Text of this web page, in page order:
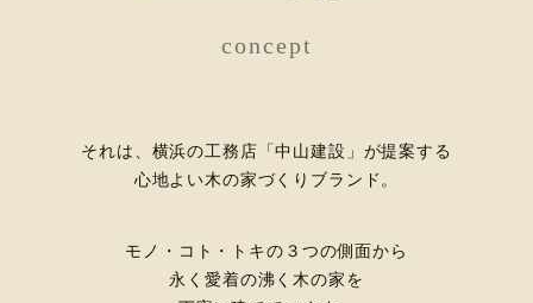
concept
それは、横浜の工務店「中山建設」が提案する
心地よい木の家づくりブランド。
モノ・コト・トキの３つの側面から
永く愛着の沸く木の家を